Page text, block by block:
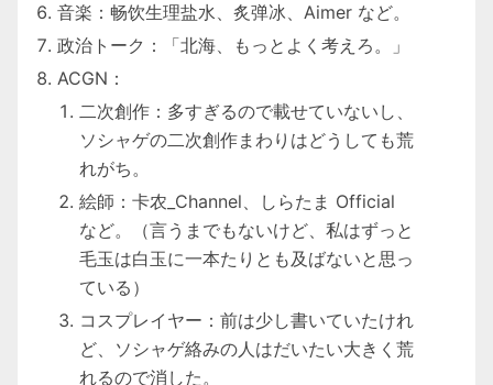
音楽： 畅饮生理盐水、 炙弹冰、 Aimer など。
政治トーク：「北海、もっとよく考えろ。」
ACGN：
二次創作：多すぎるので載せていないし、
ソシャゲの二次創作まわりはどうしても荒
れがち。
絵師： 卡农_Channel、
しらたま Official
など。（言うまでもないけど、私はずっと
毛玉は白玉に一本たりとも及ばないと思っ
ている）
コスプレイヤー：前は少し書いていたけれ
ど、ソシャゲ絡みの人はだいたい大きく荒
れるので消した。